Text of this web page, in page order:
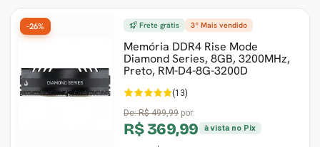
Frete grátis 3º Mais vendido
Memória DDR4 Rise Mode
Diamond Series, 8GB, 3200MHz,
Preto, RM-D4-8G-3200D
(13)
De:R$ 499,99 por:
R$ 369,99 à vista no Pix
-26%